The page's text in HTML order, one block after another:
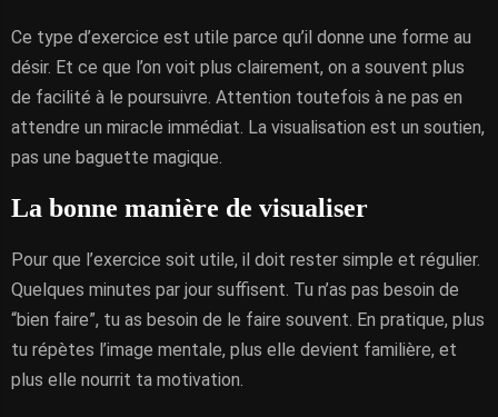
Ce type d’exercice est utile parce qu’il donne une forme au
désir. Et ce que l’on voit plus clairement, on a souvent plus
de facilité à le poursuivre. Attention toutefois à ne pas en
attendre un miracle immédiat. La visualisation est un soutien,
pas une baguette magique.
La bonne manière de visualiser
Pour que l’exercice soit utile, il doit rester simple et régulier.
Quelques minutes par jour suffisent. Tu n’as pas besoin de
“bien faire”, tu as besoin de le faire souvent. En pratique, plus
tu répètes l’image mentale, plus elle devient familière, et
plus elle nourrit ta motivation.